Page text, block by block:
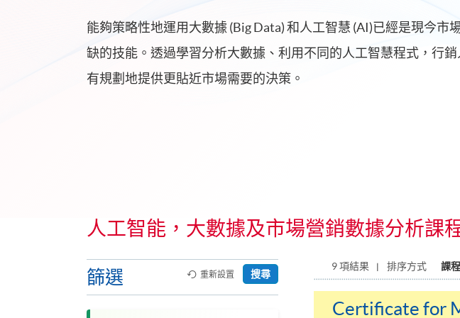
能夠策略性地運用大數據 (Big Data) 和人工智慧 (AI)已經是現今市
缺的技能。透過學習分析大數據、利用不同的人工智慧程式，行
有規劃地提供更貼近市場需要的決策。
人工智能，大數據及市場營銷數據分析課
篩選 重新設置 搜尋
9 項結果 排序方式 課
Certificate for